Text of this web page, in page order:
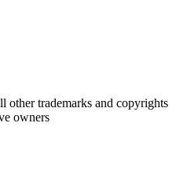
other trademarks and copyrights
owners